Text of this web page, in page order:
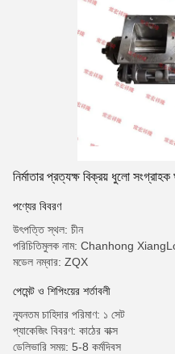
নির্মাতার প্রত্যক্ষ বিক্রয় ধুলো
পণ্যের বিবরণ
উৎপত্তি স্থল: চীন
পরিচিতিমুলক নাম: Chanhong
মডেল নম্বার: ZQX
পেমেন্ট ও শিপিংয়ের শর্তাবলী
ন্যূনতম চাহিদার পরিমাণ: ১ সেট
প্যাকেজিং বিবরণ: কাঠের বাক্স
ডেলিভারি সময়: 5-8 কর্মদিবস